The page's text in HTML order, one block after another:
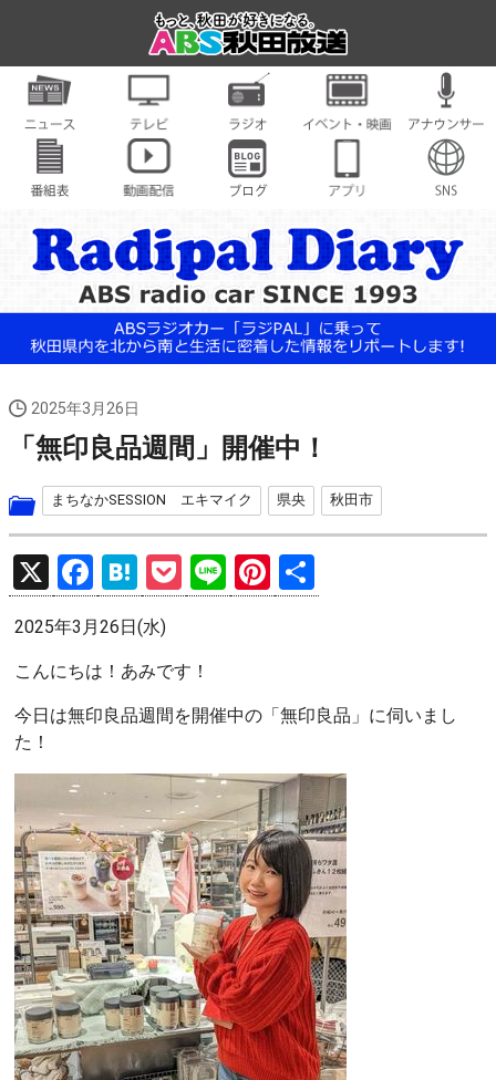
2025年3月26日
「無印良品週間」開催中！
まちなかSESSION エキマイク 県央 秋田市
X
F
a
ce
b
o
k
H
at
e
n
a
P
o
et
Li
n
Pi
nt
t
有
2025年3月26日(水)
こんにちは！あみです！
今日は無印良品週間を開催中の「無印良品」に伺いまし
た！